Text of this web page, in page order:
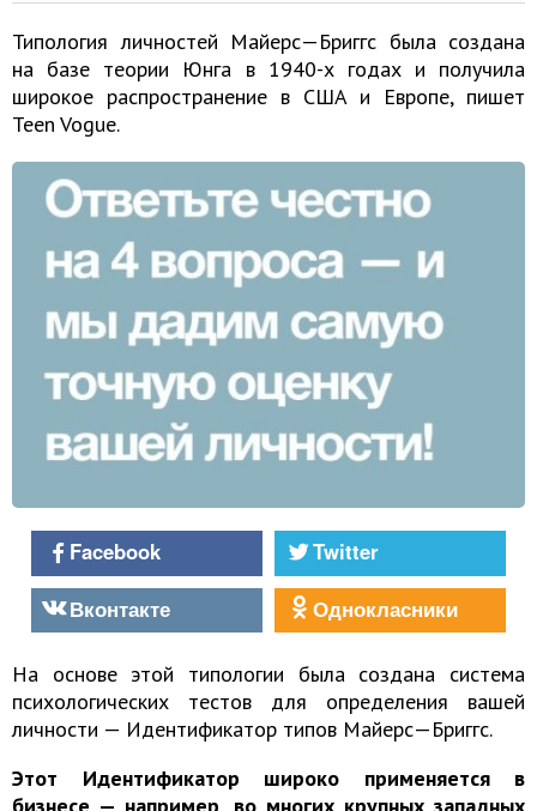
Типология личностей Майерс—Бриггс была создана
на базе теории Юнга в 1940-х годах и получила
широкое распространение в США и Европе, пишет
Teen Vogue.
Facebook
Twitter
Вконтакте
Однокласники
На основе этой типологии была создана система
психологических тестов для определения вашей
личности — Идентификатор типов Майерс—Бриггс.
Этот Идентификатор широко применяется в
бизнесе — например, во многих крупных западных